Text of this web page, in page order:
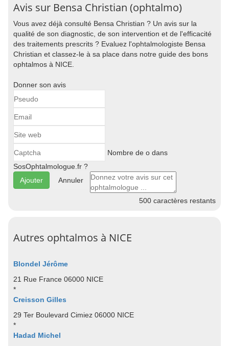
Avis sur Bensa Christian (ophtalmo)
Vous avez déjà consulté Bensa Christian ? Un avis sur la
qualité de son diagnostic, de son intervention et de l'efficacité
des traitements prescrits ? Evaluez l'ophtalmologiste Bensa
Christian et classez-le à sa place dans notre guide des bons
ophtalmos à NICE.
Donner son avis
Nombre de o dans
SosOphtalmologue.fr ?
Annuler
500 caractères restants
Autres ophtalmos à NICE
Blondel Jérôme
21 Rue France 06000 NICE
*
Creisson Gilles
29 Ter Boulevard Cimiez 06000 NICE
*
Hadad Michel